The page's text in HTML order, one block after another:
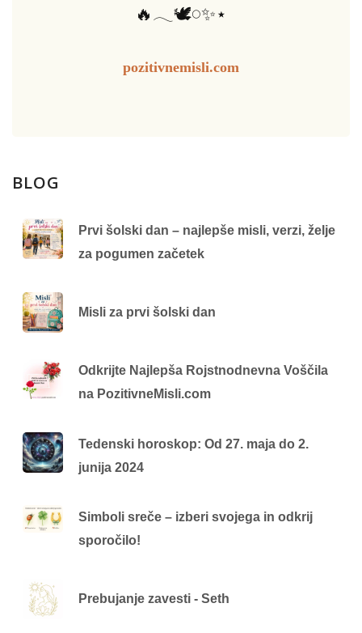
🔥𓂃🕊️𓏸✨⋆
pozitivnemisli.com
BLOG
Prvi šolski dan – najlepše misli, verzi, želje
za pogumen začetek
Misli za prvi šolski dan
Odkrijte Najlepša Rojstnodnevna Voščila
na PozitivneMisli.com
Tedenski horoskop: Od 27. maja do 2.
junija 2024
Simboli sreče – izberi svojega in odkrij
sporočilo!
Prebujanje zavesti - Seth